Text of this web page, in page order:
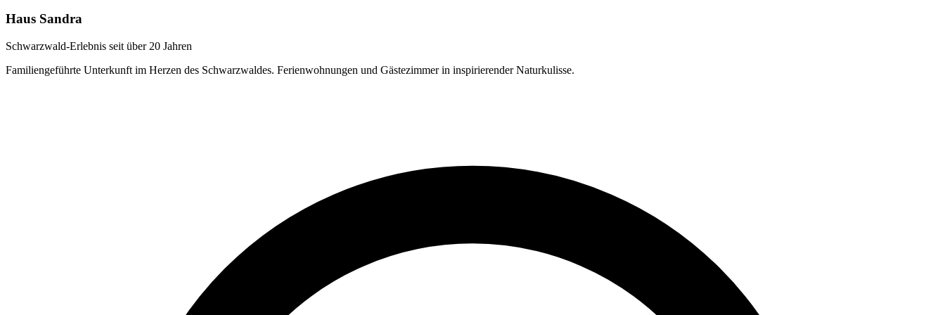
Haus Sandra
Schwarzwald-Erlebnis seit über 20 Jahren
Familiengeführte Unterkunft im Herzen des Schwarzwaldes. Ferienwohnungen und Gästezimmer in inspirierender Naturkulisse.